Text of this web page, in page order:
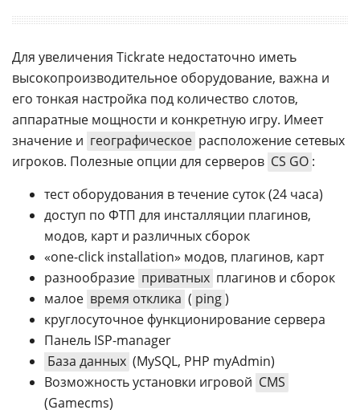
Для увеличения Tickrate недостаточно иметь
высокопроизводительное оборудование, важна и
его тонкая настройка под количество слотов,
аппаратные мощности и конкретную игру. Имеет
значение и географическое расположение сетевых
игроков. Полезные опции для серверов CS GO :
тест оборудования в течение суток (24 часа)
доступ по ФТП для инсталляции плагинов,
модов, карт и различных сборок
«one-click installation» модов, плагинов, карт
разнообразие приватных плагинов и сборок
малое время отклика ( ping)
круглосуточное функционирование сервера
Панель ISP-manager
База данных (МуSQL, РНР myAdmin)
Возможность установки игровой CMS
(Gamecms)